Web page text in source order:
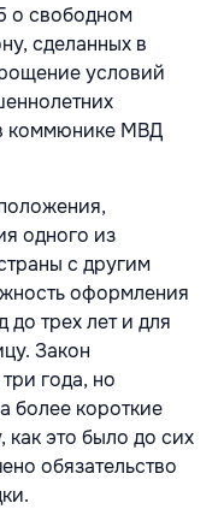
о свободном
сделанных в
условий
коммюнике МВД
одного из
с другим
оформления
трех лет и для
Закон
года, но
более короткие
это было до сих
обязательство